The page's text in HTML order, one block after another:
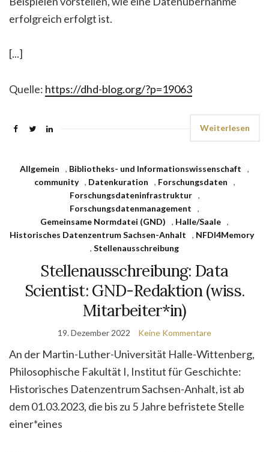
erfolgreich erfolgt ist.
[...]
Quelle: https://dhd-blog.org/?p=19063
Weiterlesen
Allgemein , Bibliotheks- und Informationswissenschaft
,
community
, Datenkuration , Forschungsdaten
,
Forschungsdateninfrastruktur
,
Forschungsdatenmanagement
,
Gemeinsame Normdatei (GND)
, Halle/Saale ,
Historisches Datenzentrum Sachsen-Anhalt
, NFDI4Memory
, Stellenausschreibung
Stellenausschreibung: Data
Scientist: GND-Redaktion (wiss.
Mitarbeiter*in)
19. Dezember 2022 Keine Kommentare
An der Martin-Luther-Universität Halle-Wittenberg,
Philosophische Fakultät I, Institut für Geschichte:
Historisches Datenzentrum Sachsen-Anhalt, ist ab
dem 01.03.2023, die bis zu 5 Jahre befristete Stelle
einer*eines